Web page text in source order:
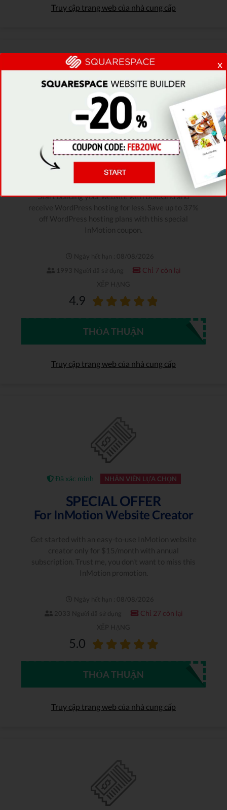
Truy cập trang web của nhà cung cấp
Đã xác minh
UP TO 37% OFF
For WordPress Hosting
Packages
Start building your website with BoldGrid and
receive WordPress hosting for less. Save up to 37%
off WordPress hosting plans with this special
InMotion coupon.
Ngày hết hạn : 08/08/2026
1993 Người đã sử dụng
Chỉ 7 còn lại
XẾP HẠNG
4.9
THỎA THUẬN
Truy cập trang web của nhà cung cấp
Đã xác minh NHÂN VIÊN LỰA CHỌN
SPECIAL OFFER
For InMotion Website Creator
Get started with an easy-to-use InMotion website
creator only for $15/month with annual
subscription. Trust me, you don't want to miss this
InMotion promotion.
Ngày hết hạn : 08/08/2026
2033 Người đã sử dụng
Chỉ 27 còn lại
XẾP HẠNG
5.0
THỎA THUẬN
Truy cập trang web của nhà cung cấp
x